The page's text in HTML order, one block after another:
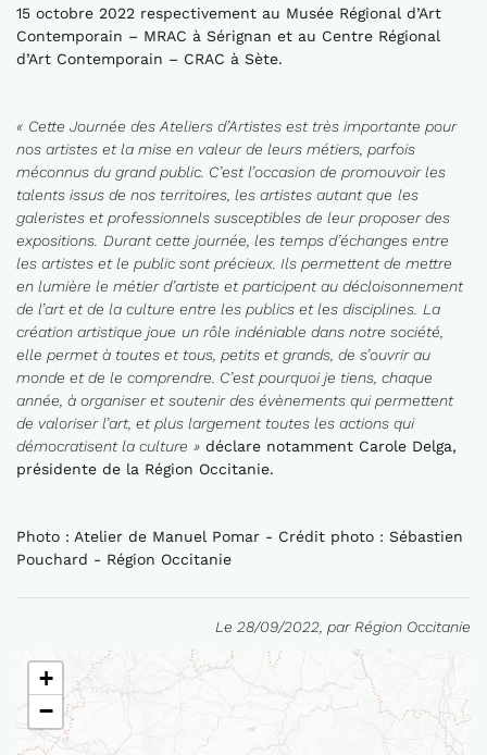
15 octobre 2022 respectivement au Musée Régional d’Art
Contemporain – MRAC à Sérignan et au Centre Régional
d’Art Contemporain – CRAC à Sète.
« Cette Journée des Ateliers d’Artistes est très importante pour
nos artistes et la mise en valeur de leurs métiers, parfois
méconnus du grand public. C’estl’occasion de promouvoir les
talents issus de nos territoires les artistes autant que les
galeristes et professionnels susceptibles de leur proposer des
expositions Durant cette journée, les temps d’échanges entre
les artistes et le public sont précieux . Ils permettent de mettre
en lumière le métier d’artiste et participentau décloisonnement
de l’art et de la culture entre les publics et les disciplines La
création artistique joue un rôle indéniable dans notre société
elle permetà toutes ettous , petits et grands, de s’ouvrir au
monde et de le comprendre . C’est pourquoije tiens, chaque
année, à organiser et soutenir des évènements qui permettent
de valoriser l’art, et plus largement toutes les actions qui
démocratisent la culture » déclare notamment Carole Delga,
présidente de la Région Occitanie.
Photo : Atelier de Manuel Pomar - Crédit photo : Sébastien
Pouchard - Région Occitanie
Le 28/09/2022, par Région Occitanie
+
−